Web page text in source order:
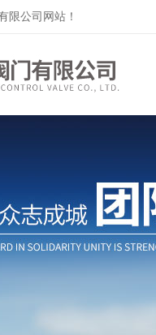
限公司网站！